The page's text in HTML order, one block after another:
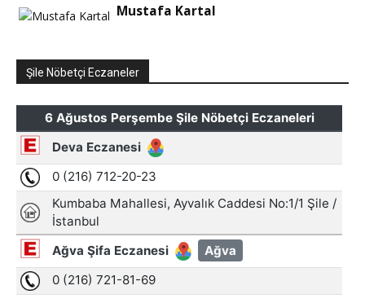
Mustafa Kartal
Şile Nöbetçi Eczaneler